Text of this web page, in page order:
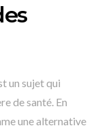
un sujet qui
de santé. En
une alternative